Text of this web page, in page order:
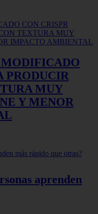
PRODUCIR
MUY
Y MENOR
aprenden